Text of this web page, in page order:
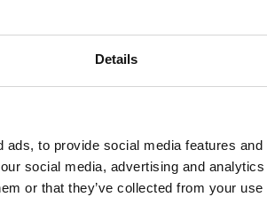
Details
to provide social media features
social media, advertising and
or that they’ve collected from your
матеріалу, посиленого
шурхотить і дозволяє безшумно
розривів матеріалу
Ізоляція G-Loft Блискавки YKK